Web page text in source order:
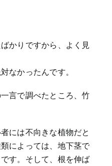
かりですから、よく見
なかったんです。
言で調べたところ、竹
には不向きな植物だと
によっては、地下茎で
す。そして、根を伸ば